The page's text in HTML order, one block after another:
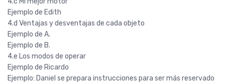
Ejemplo de Edith
4.d Ventajas y desventajas de cada objeto
Ejemplo de A.
Ejemplo de B.
4.e Los modos de operar
Ejemplo de Ricardo
Ejemplo: Daniel se prepara instrucciones para ser más reservado